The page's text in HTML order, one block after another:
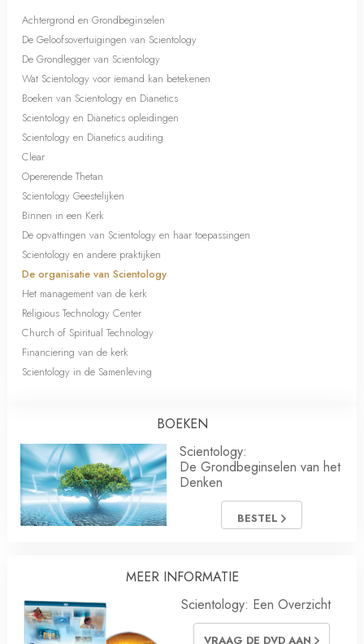
Achtergrond en Grondbeginselen
De Geloofsovertuigingen van Scientology
De Grondlegger van Scientology
Wat Scientology voor iemand kan betekenen
Boeken van Scientology en Dianetics
Scientology en Dianetics opleidingen
Scientology en Dianetics auditing
Clear
Opererende Thetan
Scientology Geestelijken
Binnen in een Kerk
De opvattingen van Scientology en haar toepassingen
Scientology en andere praktijken
De organisatie van Scientology
Het management van de kerk
Religious Technology Center
Church of Spiritual Technology
Financiering van de kerk
Scientology in de Samenleving
BOEKEN
Scientology:
De Grondbeginselen van het
Denken
BESTEL
MEER INFORMATIE
Scientology: Een Overzicht
VRAAG DE DVD AAN